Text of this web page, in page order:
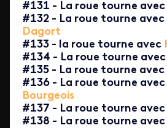
#131 - La roue tourne avec
#132 - La roue tourne avec
Dagort
#133 - la roue tourne avec
#134 - La roue tourne avec
#135 - La roue tourne avec
#136 - La roue tourne avec
Bourgeois
#137 - La roue tourne avec
#138 - La roue tourne avec